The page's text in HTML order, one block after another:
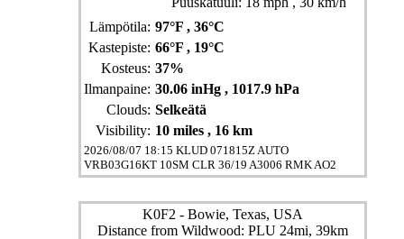
Lämpötila: 97°F , 36°C
Kastepiste: 66°F , 19°C
Kosteus: 37%
Ilmanpaine: 30.06 inHg , 1017.9 hPa
Clouds: Selkeätä
Visibility: 10 miles , 16 km
2026/08/07 18:15 KLUD 071815Z AUTO
VRB03G16KT 10SM CLR 36/19 A3006 RMK AO2
K0F2 - Bowie, Texas, USA
Distance from Wildwood: PLU 24mi, 39km